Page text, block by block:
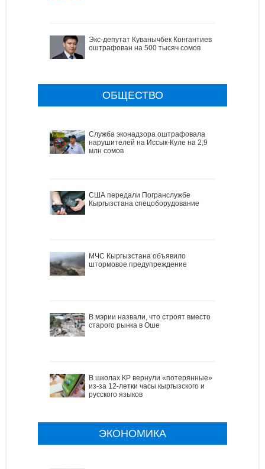
Экс-депутат Куванычбек Конгантиев
оштрафован на 500 тысяч сомов
ОБЩЕСТВО
Служба эконадзора оштрафовала
нарушителей на Иссык-Куле на 2,9
млн сомов
США передали Погранслужбе
Кыргызстана спецоборудование
МЧС Кыргызстана объявило
штормовое предупреждение
В мэрии назвали, что строят вместо
старого рынка в Оше
В школах КР вернули «потерянные»
из-за 12-летки часы кыргызского и
русского языков
ЭКОНОМИКА